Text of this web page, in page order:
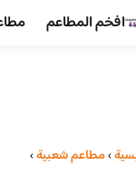
افخم المطاعم
›مطاعم شعبية›